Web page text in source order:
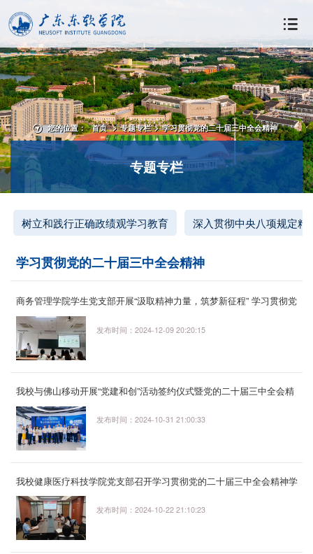
您的位置： 首页 > 专题专栏 > 学习贯彻党的二十届三中全会精神
专题专栏
树立和践行正确政绩观学习教育 深入贯彻中央八项规定精
学习贯彻党的二十届三中全会精神
商务管理学院学生党支部开展“汲取精神力量，筑梦新征程” 学习贯彻党
发布时间：2024-12-09 20:20:15
我校与佛山移动开展“党建和创”活动签约仪式暨党的二十届三中全会精
发布时间：2024-10-31 21:00:33
我校健康医疗科技学院党支部召开学习贯彻党的二十届三中全会精神学
发布时间：2024-10-22 21:10:23